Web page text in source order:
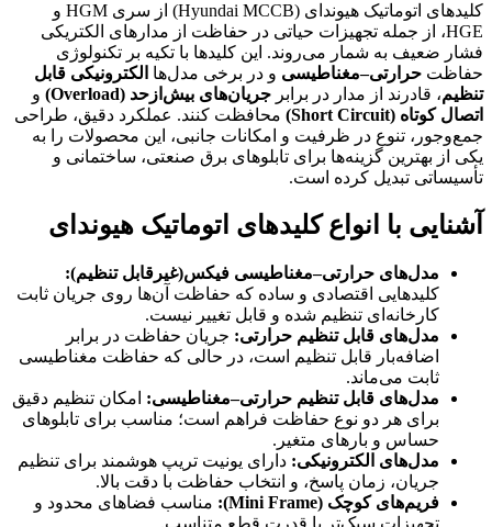
کلیدهای اتوماتیک هیوندای (Hyundai MCCB) از سری HGM و
HGE، از جمله تجهیزات حیاتی در حفاظت از مدارهای الکتریکی
فشار ضعیف به شمار می‌روند. این کلیدها با تکیه بر تکنولوژی
حفاظت حرارتی–مغناطیسی و در برخی مدل‌ها الکترونیکی قابل
تنظیم، قادرند از مدار در برابر جریان‌های بیش‌ازحد (Overload)
و
اتصال کوتاه (Short Circuit)
محافظت کنند. عملکرد دقیق، طراحی
جمع‌وجور، تنوع در ظرفیت و امکانات جانبی، این محصولات را به
یکی از بهترین گزینه‌ها برای تابلوهای برق صنعتی، ساختمانی و
تأسیساتی تبدیل کرده است.
آشنایی با انواع کلیدهای اتوماتیک هیوندای
مدل‌های حرارتی–مغناطیسی فیکس(غیرقابل تنظیم):
کلیدهایی اقتصادی و ساده که حفاظت آن‌ها روی جریان ثابت
کارخانه‌ای تنظیم شده و قابل تغییر نیست.
مدل‌های قابل تنظیم حرارتی: جریان حفاظت در برابر
اضافه‌بار قابل تنظیم است، در حالی که حفاظت مغناطیسی
ثابت می‌ماند.
مدل‌های قابل تنظیم حرارتی–مغناطیسی: امکان تنظیم دقیق
برای هر دو نوع حفاظت فراهم است؛ مناسب برای تابلوهای
حساس و بارهای متغیر.
مدل‌های الکترونیکی: دارای یونیت تریپ هوشمند برای تنظیم
جریان، زمان پاسخ، و انتخاب حفاظت با دقت بالا.
فریم‌های کوچک (Mini Frame):
مناسب فضاهای محدود و